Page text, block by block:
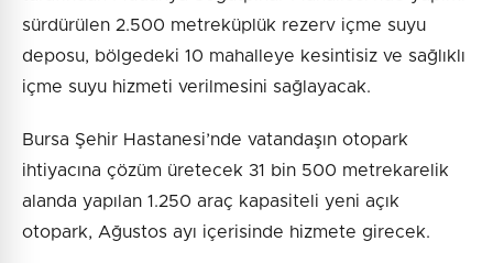
sürdürülen 2.500 metreküplük rezerv içme suyu
deposu, bölgedeki 10 mahalleye kesintisiz ve sağlıklı
içme suyu hizmeti verilmesini sağlayacak.
Bursa Şehir Hastanesi’nde vatandaşın otopark
ihtiyacına çözüm üretecek 31 bin 500 metrekarelik
alanda yapılan 1.250 araç kapasiteli yeni açık
otopark, Ağustos ayı içerisinde hizmete girecek.